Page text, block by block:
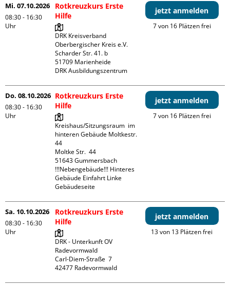
Mi. 07.10.2026
08:30 - 16:30
Uhr
Rotkreuzkurs Erste
Hilfe
DRK Kreisverband
Oberbergischer Kreis e.V.
Scharder Str. 41. b
51709 Marienheide
DRK Ausbildungszentrum
jetzt anmelden
7 von 16 Plätzen frei
Do. 08.10.2026
08:30 - 16:30
Uhr
Rotkreuzkurs Erste
Hilfe
Kreishaus/Sitzungsraum  im
hinteren Gebäude Moltkestr.
44
Moltke Str.  44
51643 Gummersbach
!!!Nebengebäude!!! Hinteres
Gebäude Einfahrt Linke
Gebäudeseite
jetzt anmelden
7 von 16 Plätzen frei
Sa. 10.10.2026
08:30 - 16:30
Uhr
Rotkreuzkurs Erste
Hilfe
DRK - Unterkunft OV
Radevormwald
Carl-Diem-Straße  7
jetzt anmelden
13 von 13 Plätzen frei